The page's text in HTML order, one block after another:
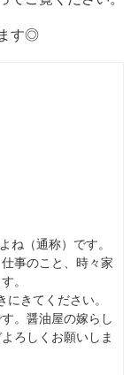
す◎
ね（通称）です。
事のこと、時々家
。
きてください。
。醤油屋の嫁らし
ろしくお願いしま